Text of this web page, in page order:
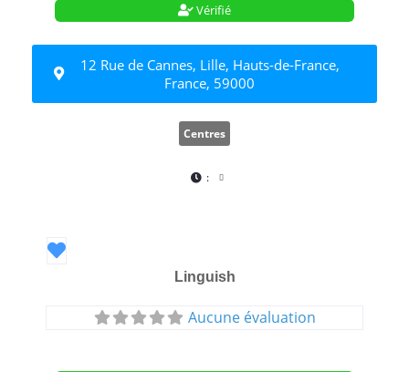
Vérifié
12 Rue de Cannes, Lille, Hauts-de-France,
France, 59000
Centres
:
Favori
Linguish
Aucune évaluation